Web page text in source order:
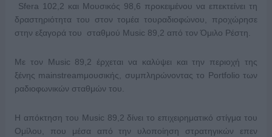
Sfera 102,2 και Μουσικός 98,6 προκειμένου να επεκτείνει τη
δραστηριότητα του στον τομέα τουραδιοφώνου, προχώρησε
στην εξαγορά του σταθμού Music 89,2 από τον Όμιλο Ρέστη.
Με τον Music 89,2 έρχεται να καλύψει και την περιοχή της
ξένης mainstreamμουσικής, συμπληρώνοντας το Portfolio των
ραδιοφωνικών σταθμών του.
Η απόκτηση του Music 89,2 δίνει το επιχειρηματικό στίγμα του
Ομίλου, που μέσα από την υλοποίηση στρατηγικών επεν